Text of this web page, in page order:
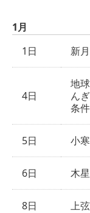
1月
1日
新
4日
地
ん
条
5日 小
6日 木
8日 上弦